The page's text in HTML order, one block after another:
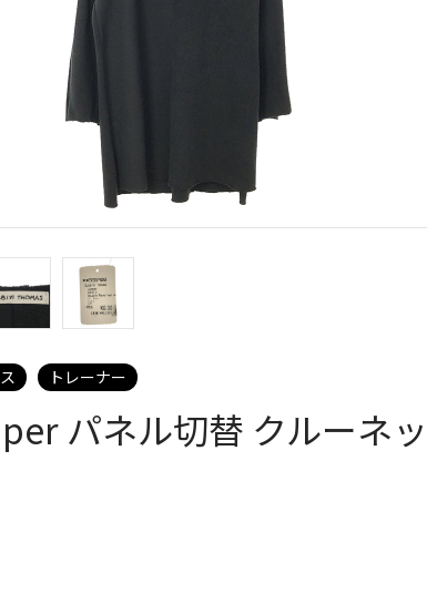
トレーナー
パネル切替 クルーネ